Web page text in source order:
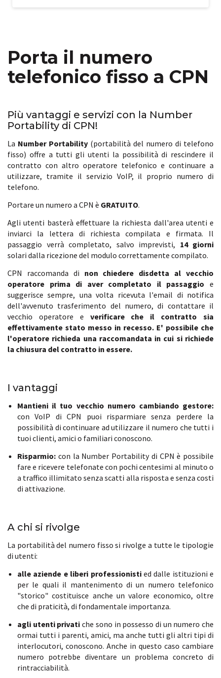
Porta il numero
telefonico fisso a CPN
Più vantaggi e servizi con la Number
Portability di CPN!
La Number Portability (portabilità del numero di telefono
fisso) offre a tutti gli utenti la possibilità di rescindere il
contratto con altro operatore telefonico e continuare a
utilizzare, tramite il servizio VoIP, il proprio numero di
telefono.
Portare un numero a CPN è GRATUITO.
Agli utenti basterà effettuare la richiesta dall'area utenti e
inviarci la lettera di richiesta compilata e firmata. Il
passaggio verrà completato, salvo imprevisti, 14 giorni
solari dalla ricezione del modulo correttamente compilato.
CPN raccomanda di non chiedere disdetta al vecchio
operatore prima di aver completato il passaggio e
suggerisce sempre, una volta ricevuta l'email di notifica
dell'avvenuto trasferimento del numero, di contattare il
vecchio operatore e verificare che il contratto sia
effettivamente stato messo in recesso. E' possibile che
l'operatore richieda una raccomandata in cui si richiede
la chiusura del contratto in essere.
I vantaggi
Mantieni il tuo vecchio numero cambiando gestore:
con VoIP di CPN puoi risparmiare senza perdere la
possibilità di continuare ad utilizzare il numero che tutti i
tuoi clienti, amici o familiari conoscono.
Risparmio: con la Number Portability di CPN è possibile
fare e ricevere telefonate con pochi centesimi al minuto o
a traffico illimitato senza scatti alla risposta e senza costi
di attivazione.
A chi si rivolge
La portabilità del numero fisso si rivolge a tutte le tipologie
di utenti:
alle aziende e liberi professionistied dalle istituzioni e
per le quali il mantenimento di un numero telefonico
"storico" costituisce anche un valore economico, oltre
che di praticità, di fondamentale importanza.
agli utenti privati che sono in possesso di un numero che
ormai tutti i parenti, amici, ma anche tutti gli altri tipi di
interlocutori, conoscono. Anche in questo caso cambiare
numero potrebbe diventare un problema concreto di
rintracciabilità.